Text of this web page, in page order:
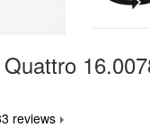
reviews